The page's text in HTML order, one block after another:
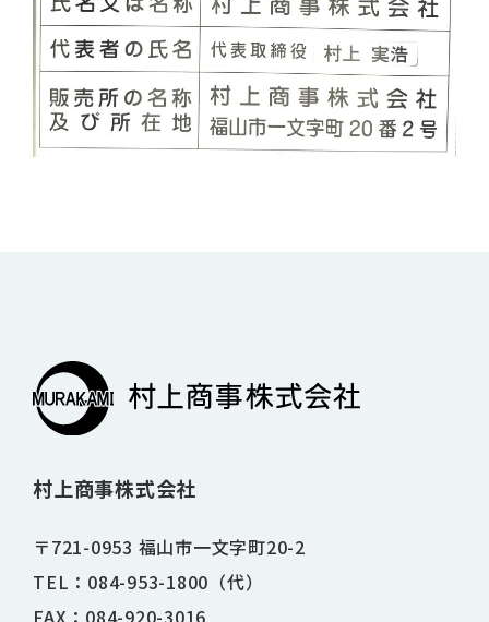
村上商事株式会社
〒721-0953 福山市一文字町20-2
TEL：084-953-1800（代）
FAX：084-920-3016